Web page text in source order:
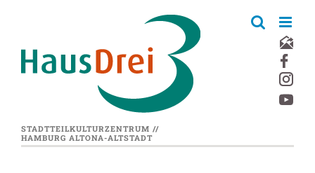
STADTTEILKULTURZENTRUM //
HAMBURG ALTONA-ALTSTADT